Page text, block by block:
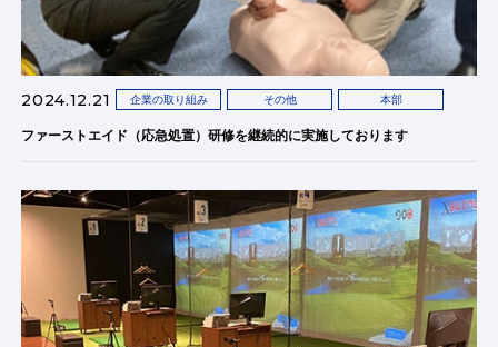
2024.12.21 企業の取り組み その他 本部
ファーストエイド（応急処置）研修を継続的に実施しております